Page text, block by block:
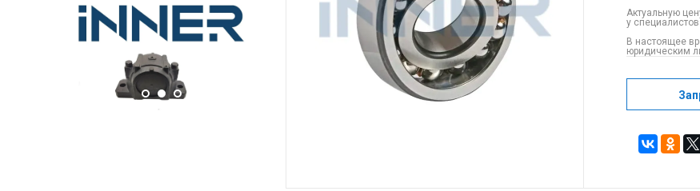
Актуальную
у
В настоящее
юридическим